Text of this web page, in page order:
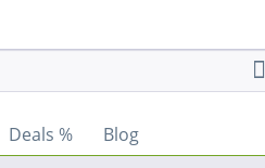
Deals % Blog